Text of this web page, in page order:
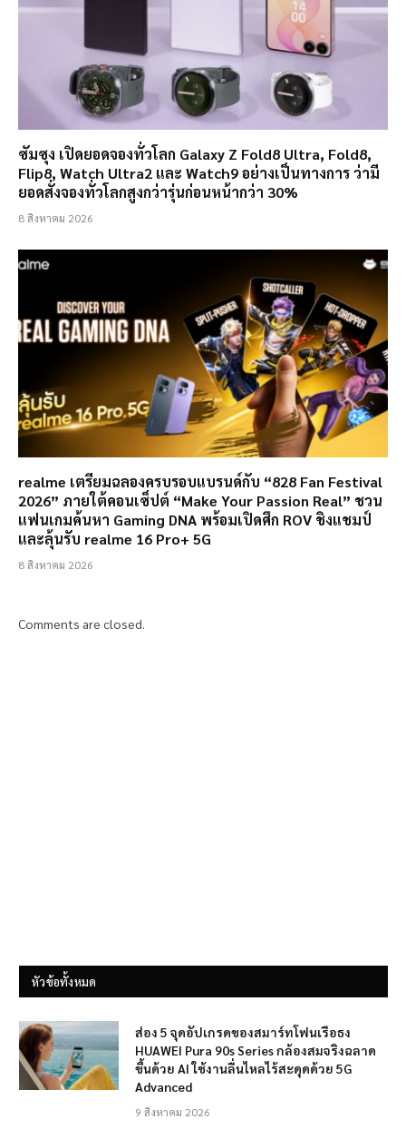
ซัมซุง เปิดยอดจองทั่วโลก Galaxy Z Fold8 Ultra, Fold8,
Flip8, Watch Ultra2 และ Watch9 อย่างเป็นทางการ ว่ามี
ยอดสั่งจองทั่วโลกสูงกว่ารุ่นก่อนหน้ากว่า 30%
8 สิงหาคม 2026
realme เตรียมฉลองครบรอบแบรนด์กับ “828 Fan Festival
2026” ภายใต้คอนเซ็ปต์ “Make Your Passion Real” ชวน
แฟนเกมค้นหา Gaming DNA พร้อมเปิดศึก ROV ชิงแชมป์
และลุ้นรับ realme 16 Pro+ 5G
8 สิงหาคม 2026
Comments are closed.
หัวข้อทั้งหมด
ส่อง 5 จุดอัปเกรดของสมาร์ทโฟนเรือธง
HUAWEI Pura 90s Series กล้องสมจริงฉลาด
ขึ้นด้วย AI ใช้งานลื่นไหลไร้สะดุดด้วย 5G
Advanced
9 สิงหาคม 2026